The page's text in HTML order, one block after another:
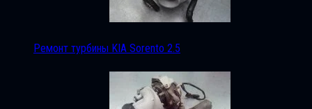
Ремонт турбины KIA Sorento 2.5